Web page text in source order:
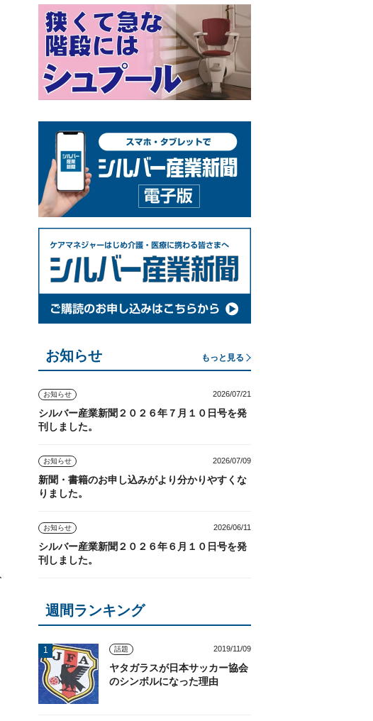
お知らせ もっと見る
お知らせ 2026/07/21
シルバー産業新聞２０２６年７月１０日号を発
刊しました。
お知らせ 2026/07/09
新聞・書籍のお申し込みがより分かりやすくな
りました。
お知らせ 2026/06/11
シルバー産業新聞２０２６年６月１０日号を発
刊しました。
週間ランキング
話題 2019/11/09
ヤタガラスが日本サッカー協会
のシンボルになった理由